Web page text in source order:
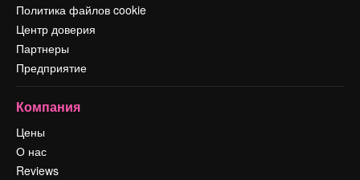
Политика файлов cookie
Центр доверия
Партнеры
Предприятие
Компания
Цены
О нас
Reviews